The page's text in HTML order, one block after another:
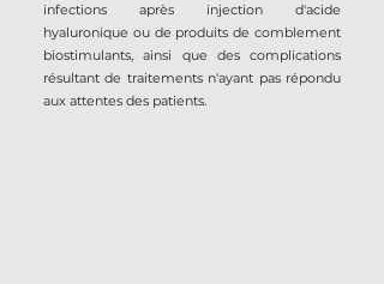
infections après injection d'acide
hyaluronique ou de produits de comblement
biostimulants, ainsi que des complications
résultant de traitements n'ayant pas répondu
aux attentes des patients.